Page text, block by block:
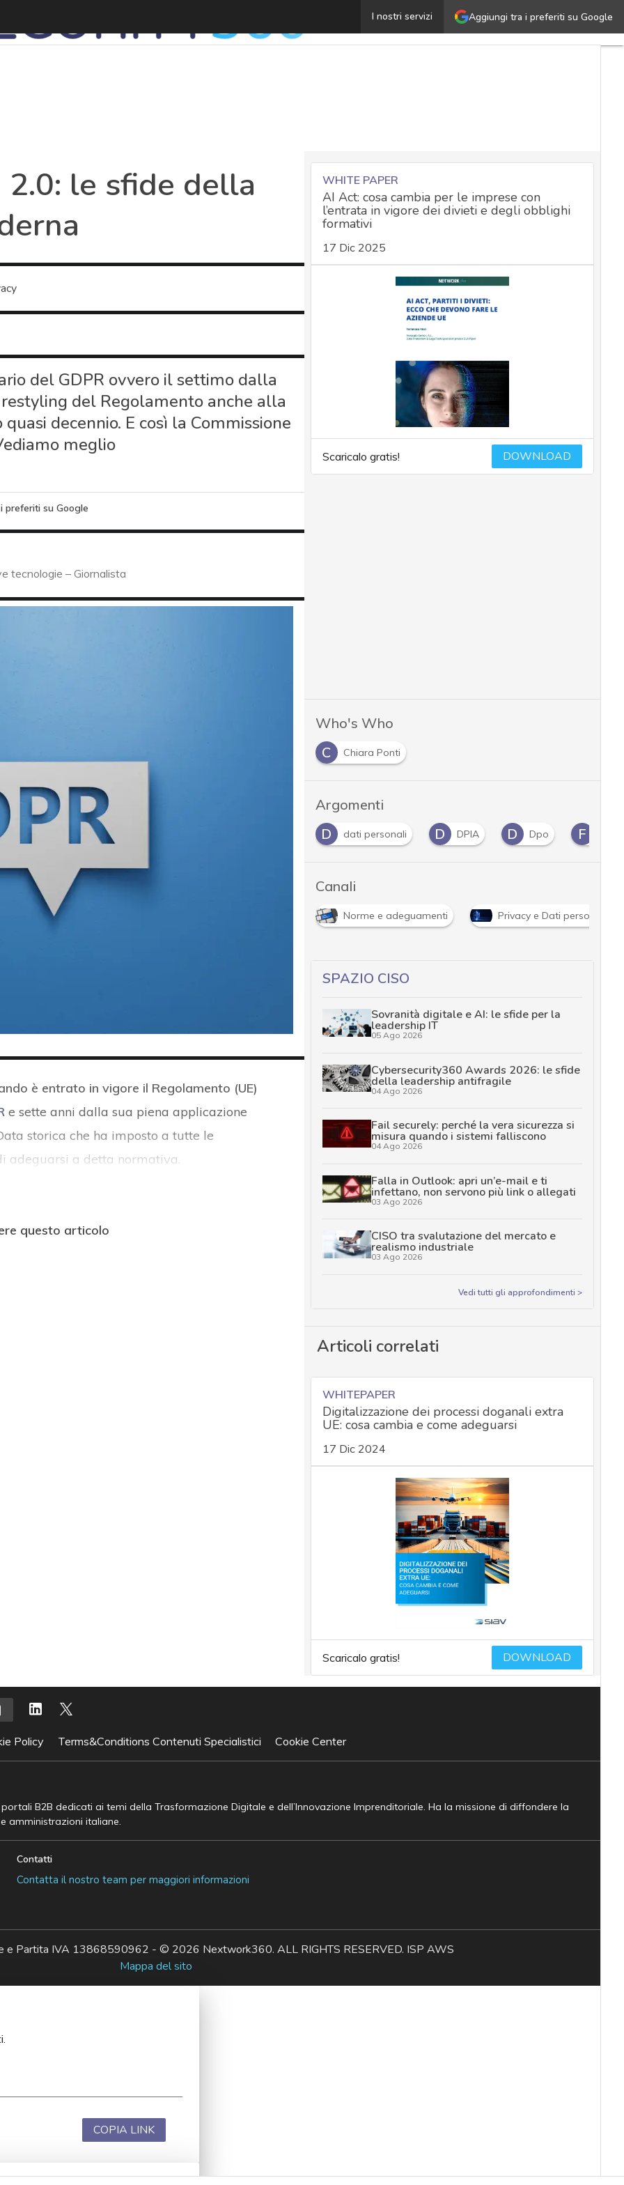
Aggiungi tra i preferiti su Google
I nostri servizi
Dal GDPR al GDPR 2.0: le sfide della privacy digitale
2.0: le sfide della
del GDPR ovvero il settimo dalla
del Regolamento anche alla
decennio. E così la Commissione
meglio
preferiti su Google
tecnologie – Giornalista
è entrato in vigore il Regolamento (UE)
e sette anni dalla sua piena applicazione
storica che ha imposto a tutte le
adeguarsi a detta normativa.
questo articolo
WHITE PAPER
AI Act: cosa cambia per le imprese con
l’entrata in vigore dei divieti e degli obblighi
formativi
17 Dic 2025
Scaricalo gratis! DOWNLOAD
Who's Who
C
Chiara Ponti
Argomenti
D dati personali D DPIA D Dpo F
Canali
Norme e adeguamenti Privacy e Dati personali
SPAZIO CISO
Sovranità digitale e AI: le sfide per la
leadership IT
05 Ago 2026
Cybersecurity360 Awards 2026: le sfide
della leadership antifragile
04 Ago 2026
Fail securely: perché la vera sicurezza si
misura quando i sistemi falliscono
04 Ago 2026
Falla in Outlook: apri un’e-mail e ti
infettano, non servono più link o allegati
03 Ago 2026
CISO tra svalutazione del mercato e
realismo industriale
03 Ago 2026
Vedi tutti gli approfondimenti >
Articoli correlati
WHITEPAPER
Digitalizzazione dei processi doganali extra
UE: cosa cambia e come adeguarsi
17 Dic 2024
Scaricalo gratis! DOWNLOAD
Policy Terms&Conditions Contenuti Specialistici Cookie Center
B2B dedicati ai temi della Trasformazione Digitale e dell’Innovazione Imprenditoriale. Ha la missione di diffondere la
amministrazioni italiane.
Contatti
Contatta il nostro team per maggiori informazioni
e Partita IVA 13868590962 - © 2026 Nextwork360. ALL RIGHTS RESERVED. ISP AWS
Mappa del sito
COPIA LINK